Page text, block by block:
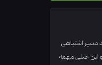
مسیر اشتباهی
این خیلی مهمه